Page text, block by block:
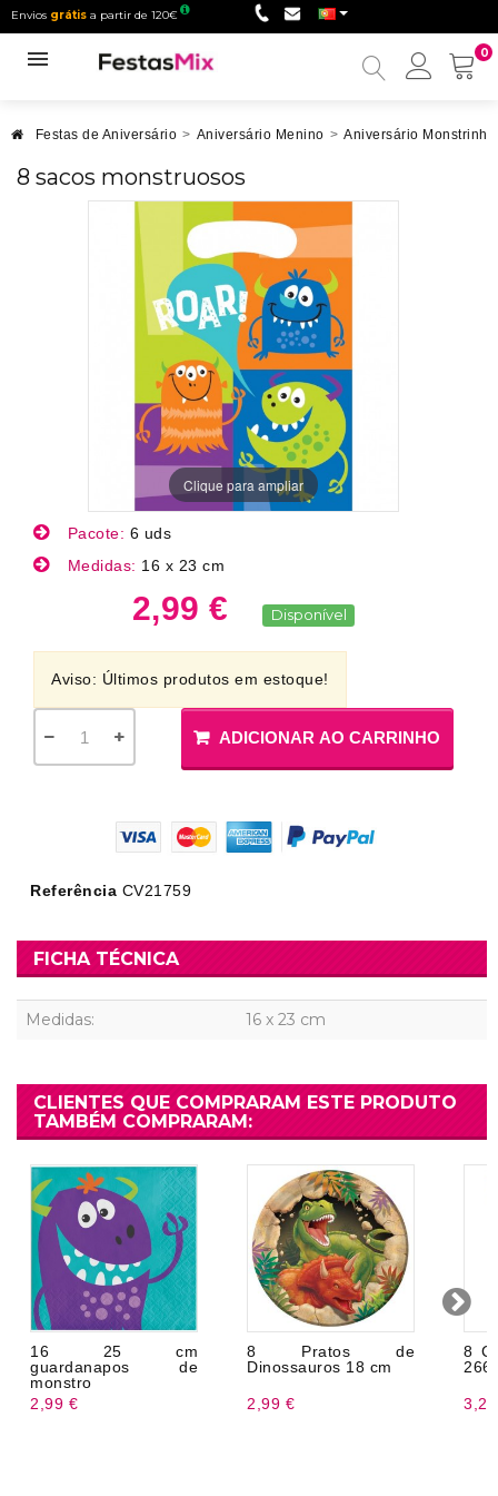
Envios grátis a partir de 120€
0
Minha
Festas de Aniversário > Aniversário Menino > Aniversário
8 sacos monstruosos
Clique para ampliar
Pacote: 6 uds
Medidas: 16 x 23 cm
2,99 € Disponível
Aviso: Últimos produtos em estoque!
ADICIONAR AO CARRINHO
Referência CV21759
FICHA TÉCNICA
Medidas: 16 x 23 cm
CLIENTES QUE COMPRARAM ESTE PRODUTO
TAMBÉM COMPRARAM:
16 25 cm
guardanapos de
monstro
2,99 €
8 Pratos de
Dinossauros 18 cm
2,99 €
8
266